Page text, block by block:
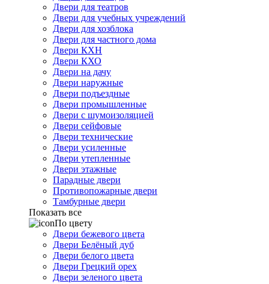
Двери для театров
Двери для учебных учреждений
Двери для хозблока
Двери для частного дома
Двери КХН
Двери КХО
Двери на дачу
Двери наружные
Двери подъездные
Двери промышленные
Двери с шумоизоляцией
Двери сейфовые
Двери технические
Двери усиленные
Двери утепленные
Двери этажные
Парадные двери
Противопожарные двери
Тамбурные двери
Показать все
По цвету
Двери бежевого цвета
Двери Белёный дуб
Двери белого цвета
Двери Грецкий орех
Двери зеленого цвета